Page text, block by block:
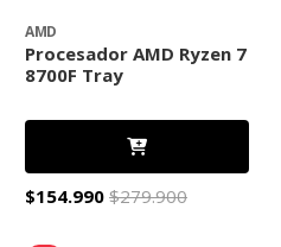
AMD
Procesador AMD Ryzen 7
8700F Tray
$154.990 $279.900